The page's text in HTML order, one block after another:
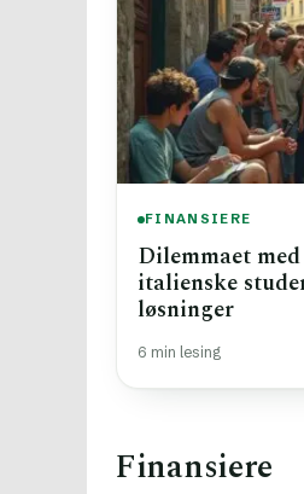
FINANSIERE
Dilemmaet
italienske
løsninger
6 min lesing
Finansiere